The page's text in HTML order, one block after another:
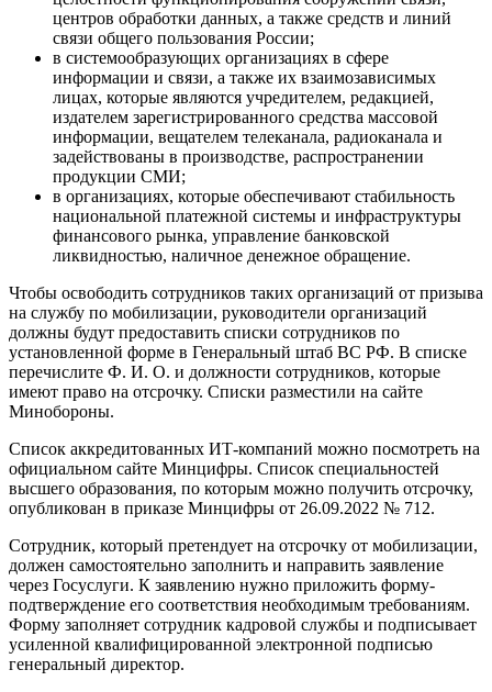
современному организовать в будущем работу призывных
комиссий.
Все происходящее — хороший повод для принятия решений о
дальнейшем развитии Вооруженных сил РФ, заявил Путин.
Во время частичной мобилизации «бестолковщины
достаточно», но это хороший повод разобраться с проблемами
в этой сфере — Путин.
План частичной мобилизации в
России: сколько уже мобилизовали, в
ная мобилизация
На текущий момент мы собрали информацию о планах по
мобилизации в 20 регионах России. Суммарное количество —
57949 человек. В 6 субъектах мы нашли планы по
мобилизации не по всему региону, а по некоторым его
количество — 3956 человек.
Согласно, Gogov.ru, на данный момент ситуация с частичной
мобилизацией в субъектах РФ выглядит следующим образом:
Адыгея (республика). Адыгея выполнила задание
Министерства обороны РФ по частичной мобилизации,
сформировав три команды.
Алтайский край. В Алтайском крае завершили первый
этап частичной мобилизации, сообщил губернатор
Виктор Томенко.
Архангельская область. Архангельская область досрочно